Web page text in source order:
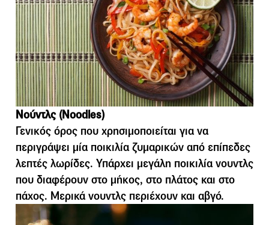
Νούντλς (Noodles)
Γενικός όρος που χρησιμοποιείται για να
περιγράψει μία ποικιλία ζυμαρικών από επίπεδες
λεπτές λωρίδες. Υπάρχει μεγάλη ποικιλία νουντλς
που διαφέρουν στο μήκος, στο πλάτος και στο
πάχος. Μερικά νουντλς περιέχουν και αβγό.